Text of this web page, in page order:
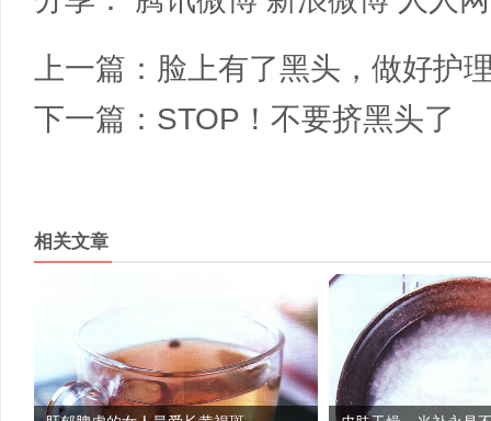
上一篇： 脸上有了黑头，做好护
下一篇： STOP！不要挤黑头了
相关文章